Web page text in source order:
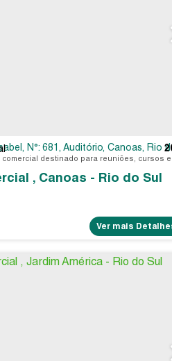
, Canoas - Rio do Sul
, N°: 681 , Auditório, Canoas, Rio do Sul
Ver mais